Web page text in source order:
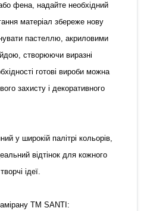
фена, надайте необхідний
матеріал збереже нову
пастеллю, акриловими
створюючи виразні
готові вироби можна
захисту і декоративного
у широкій палітрі кольорів,
відтінок для кожного
ідеї.
ТМ SANTI: